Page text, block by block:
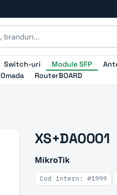
Switch-uri Module SFP
Omada RouterBOARD
XS+DA0001
MikroTik
Cod intern: #1999